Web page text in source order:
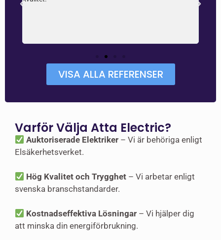
VISA ALLA REFERENSER
Varför Välja Atta Electric?
Auktoriserade Elektriker – Vi är behöriga enligt
Elsäkerhetsverket.
Hög Kvalitet och Trygghet – Vi arbetar enligt
svenska branschstandarder.
Kostnadseffektiva Lösningar – Vi hjälper dig
att minska din energiförbrukning.